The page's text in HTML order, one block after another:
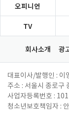
오피니언
TV
회사소개 광
대표이사/발행인 : 이
주소 : 서울시 종로구
사업자등록번호 :
청소년보호책임자 :